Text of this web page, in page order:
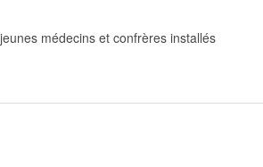
médecins et confrères installés